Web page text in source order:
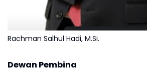
Rachman Salhul Hadi, M.Si.
Dewan Pembina